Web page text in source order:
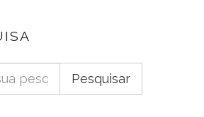
Pesquisar